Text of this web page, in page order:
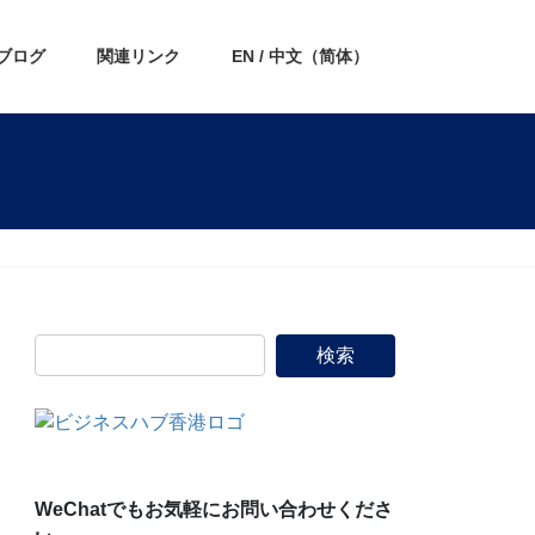
ログ 関連リンク EN / 中文（简体）
WeChatでもお気軽にお問い合わせくださ